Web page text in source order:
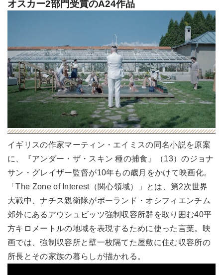
オスカー2部門受賞のA24作品
イギリスの作家マーティン・エイミスの同名小説を原案
に、『アンダー・ザ・スキン 種の捕食』（13）のジョナ
サン・グレイザー監督が10年もの歳月をかけて映画化。
「The Zone of Interest（関心領域）」とは、第2次世界
大戦中、ナチス親衛隊がポーランド・オシフィエンチム
郊外にあるアウシュビッツ強制収容所群を取り囲む40平
方キロメートルの地域を表現するために使った言葉。映
画では、強制収容所と壁一枚隔てた屋敷に住む収容所の
所長とその家族の暮らしが描かれる。